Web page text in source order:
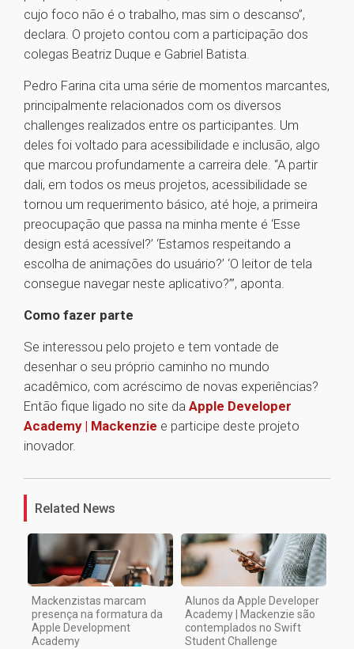
cujo foco não é o trabalho, mas sim o descanso”,
declara. O projeto contou com a participação dos
colegas Beatriz Duque e Gabriel Batista.
Pedro Farina cita uma série de momentos marcantes,
principalmente relacionados com os diversos
challenges realizados entre os participantes. Um
deles foi voltado para acessibilidade e inclusão, algo
que marcou profundamente a carreira dele. “A partir
dali, em todos os meus projetos, acessibilidade se
tornou um requerimento básico, até hoje, a primeira
preocupação que passa na minha mente é ‘Esse
design está acessível?’ ‘Estamos respeitando a
escolha de animações do usuário?’ ‘O leitor de tela
consegue navegar neste aplicativo?’”, aponta.
Como fazer parte
Se interessou pelo projeto e tem vontade de
desenhar o seu próprio caminho no mundo
acadêmico, com acréscimo de novas experiências?
Então fique ligado no site da Apple Developer
Academy | Mackenzie e participe deste projeto
inovador.
Related News
Mackenzistas marcam
presença na formatura da
Apple Development
Academy
Alunos da Apple Developer
Academy | Mackenzie são
contemplados no Swift
Student Challenge